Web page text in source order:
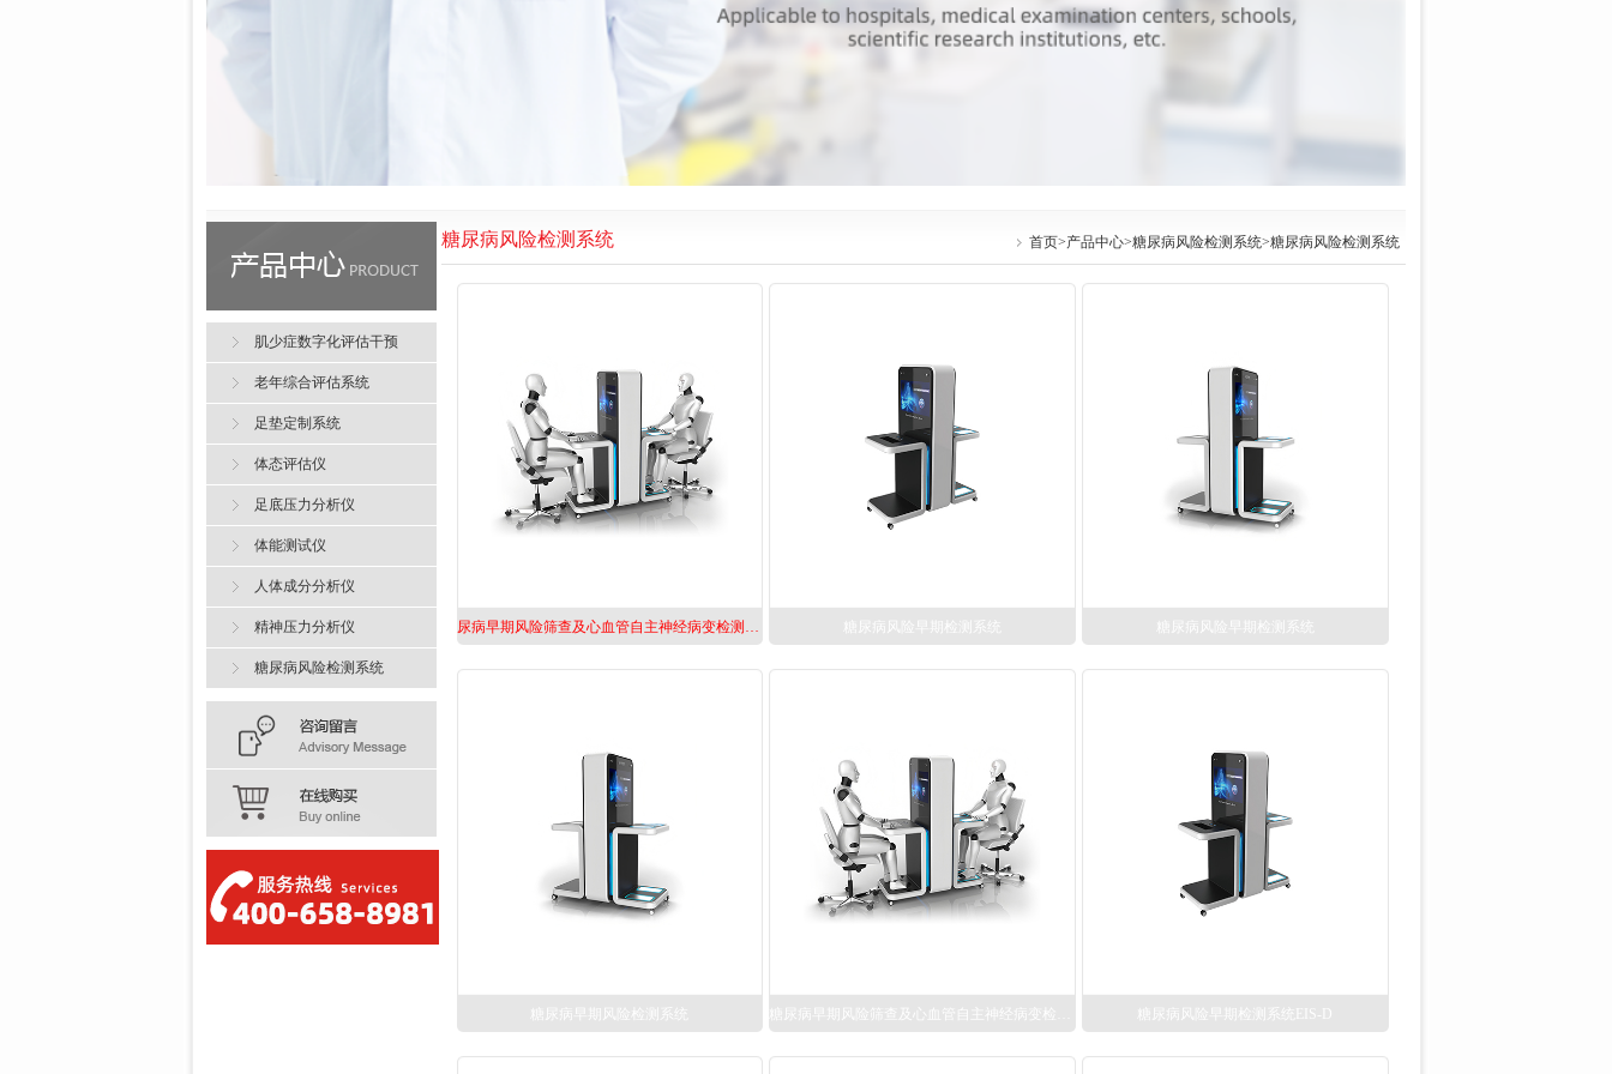
糖尿病风险检测系统 首页>产品中心>糖尿病风险检测系统>糖尿病风险检测系统
尿病早期风险筛查及心血管自主神经病变检测系统EIS-D 糖尿病风险早期检测系统 糖尿病风险早期检测系统
糖尿病早期风险检测系统 糖尿病风险早期检测系统EIS-D
肌少症数字化评估干预
老年综合评估系统
足垫定制系统
体态评估仪
足底压力分析仪
体能测试仪
人体成分分析仪
精神压力分析仪
糖尿病风险检测系统